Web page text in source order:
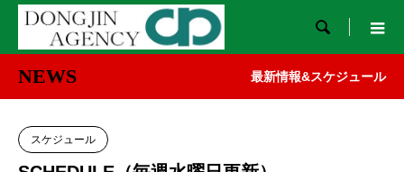

NEWS 最新情報&スケジュール
スケジュール